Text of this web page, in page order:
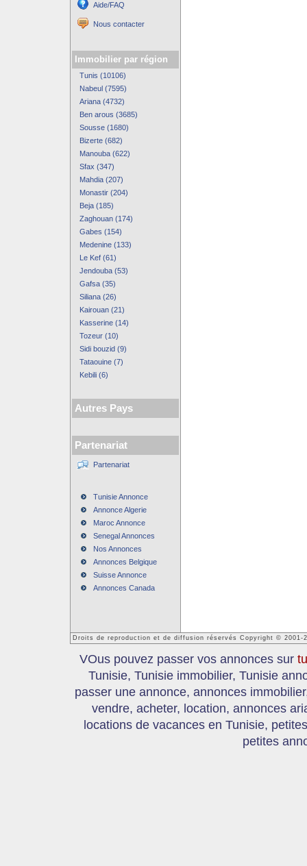
Aide/FAQ
Nous contacter
Immobilier par région
Tunis (10106)
Nabeul (7595)
Ariana (4732)
Ben arous (3685)
Sousse (1680)
Bizerte (682)
Manouba (622)
Sfax (347)
Mahdia (207)
Monastir (204)
Beja (185)
Zaghouan (174)
Gabes (154)
Medenine (133)
Le Kef (61)
Jendouba (53)
Gafsa (35)
Siliana (26)
Kairouan (21)
Kasserine (14)
Tozeur (10)
Sidi bouzid (9)
Tataouine (7)
Kebili (6)
Autres Pays
Partenariat
Partenariat
Tunisie Annonce
Annonce Algerie
Maroc Annonce
Senegal Annonces
Nos Annonces
Annonces Belgique
Suisse Annonce
Annonces Canada
Droits de reproduction et de diffusion réservés Copyright © 2001-
VOus pouvez passer vos annonces sur
Tunisie, Tunisie immobilier, Tunisie
passer une annonce, annonces
vendre, acheter, location, annonces
locations de vacances en Tunisie,
petites